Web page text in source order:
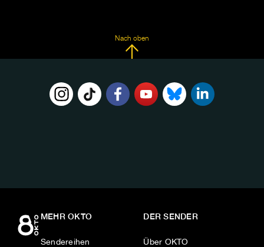
Nach oben
MEHR OKTO
Sendereihen
DER SENDER
Über OKTO